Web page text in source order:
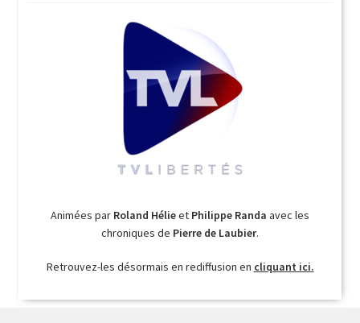
Animées par Roland Hélieet Philippe Randa avec les
chroniques de Pierre de Laubier.
Retrouvez-les désormais en rediffusion en cliquant ici.